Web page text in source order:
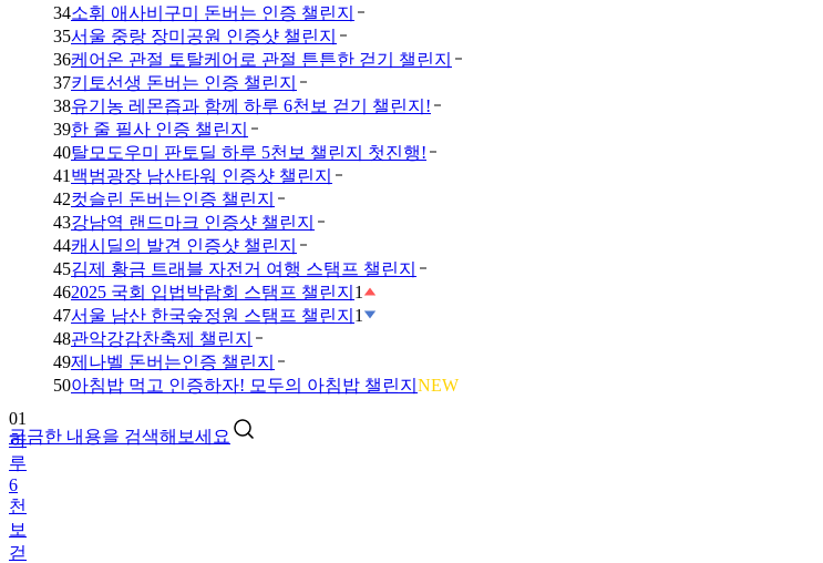
34소휘 애사비구미 돈버는 인증 챌린지
35서울 중랑 장미공원 인증샷 챌린지
36케어온 관절 토탈케어로 관절 튼튼한 걷기 챌린지
37키토선생 돈버는 인증 챌린지
38유기농 레몬즙과 함께 하루 6천보 걷기 챌린지!
39한 줄 필사 인증 챌린지
40탈모도우미 판토딜 하루 5천보 챌린지 첫진행!
41 백범광장 남산타워 인증샷 챌린지
42컷슬린 돈버는인증 챌린지
43강남역 랜드마크 인증샷 챌린지
44캐시딜의 발견 인증샷 챌린지
45김제 황금 트래블 자전거 여행 스탬프 챌린지
462025 국회 입법박람회 스탬프 챌린지 1
47서울 남산 한국숲정원 스탬프 챌린지 1
48관악강감찬축제 챌린지
49제나벨 돈버는인증 챌린지
50아침밥 먹고 인증하자! 모두의 아침밥 챌린지 NEW
궁금한 내용을 검색해보세요
01
하
루
6
천
보
걷